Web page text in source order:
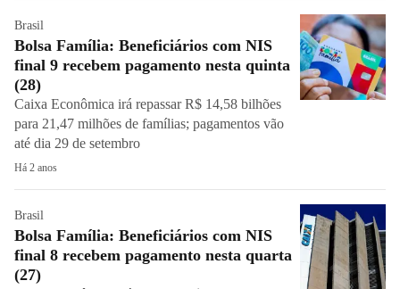
Brasil
Bolsa Família: Beneficiários com NIS
final 9 recebem pagamento nesta quinta
(28)
Caixa Econômica irá repassar R$ 14,58 bilhões
para 21,47 milhões de famílias; pagamentos vão
até dia 29 de setembro
Há 2 anos
Brasil
Bolsa Família: Beneficiários com NIS
final 8 recebem pagamento nesta quarta
(27)